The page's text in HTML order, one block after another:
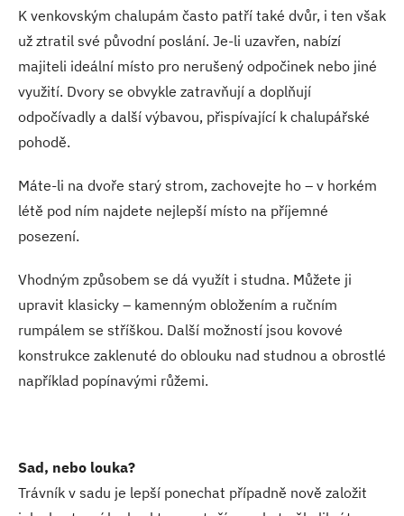
K venkovským chalupám často patří také dvůr, i ten však
už ztratil své původní poslání. Je-li uzavřen, nabízí
majiteli ideální místo pro nerušený odpočinek nebo jiné
využití. Dvory se obvykle zatravňují a doplňují
odpočívadly a další výbavou, přispívající k chalupářské
pohodě.
Máte-li na dvoře starý strom, zachovejte ho – v horkém
létě pod ním najdete nejlepší místo na příjemné
posezení.
Vhodným způsobem se dá využít i studna. Můžete ji
upravit klasicky – kamenným obložením a ručním
rumpálem se stříškou. Další možností jsou kovové
konstrukce zaklenuté do oblouku nad studnou a obrostlé
například popínavými růžemi.
Sad, nebo louka?
Trávník v sadu je lepší ponechat případně nově založit